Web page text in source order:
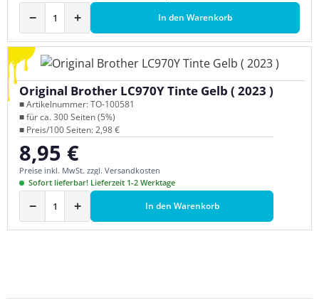
− + In den Warenkorb
Original Brother LC970Y Tinte Gelb ( 2023 )
■ Artikelnummer: TO-100581
■ für ca. 300 Seiten (5%)
■ Preis/100 Seiten: 2,98 €
Regulärer Preis:
8,95 €
Preise inkl. MwSt. zzgl. Versandkosten
Sofort lieferbar! Lieferzeit 1-2 Werktage
− + In den Warenkorb